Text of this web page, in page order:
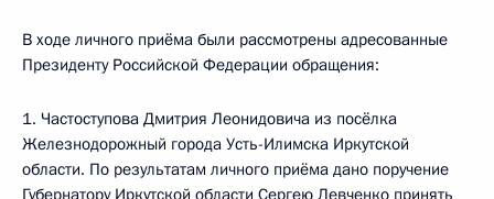
В ходе личного приёма были рассмотрены адресованные
Президенту Российской Федерации обращения:
1. Частоступова Дмитрия Леонидовича из посёлка
Железнодорожный города Усть-Илимска Иркутской
области. По результатам личного приёма дано поручение
Губернатору Иркутской области Сергею Левченко принять